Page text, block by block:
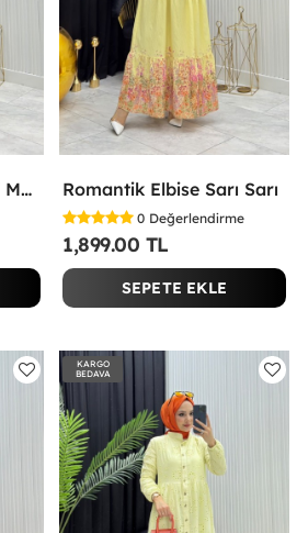
Romantik Elbise Mavi Mavi Romantik Elbise Sarı Sarı
0 Değerlendirme
1,899.00 TL
SEPETE EKLE
KARGO
BEDAVA